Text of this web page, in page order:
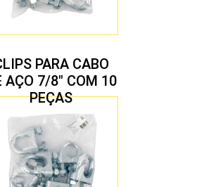
PARA CABO
AÇO 7/8″ COM 10
PEÇAS